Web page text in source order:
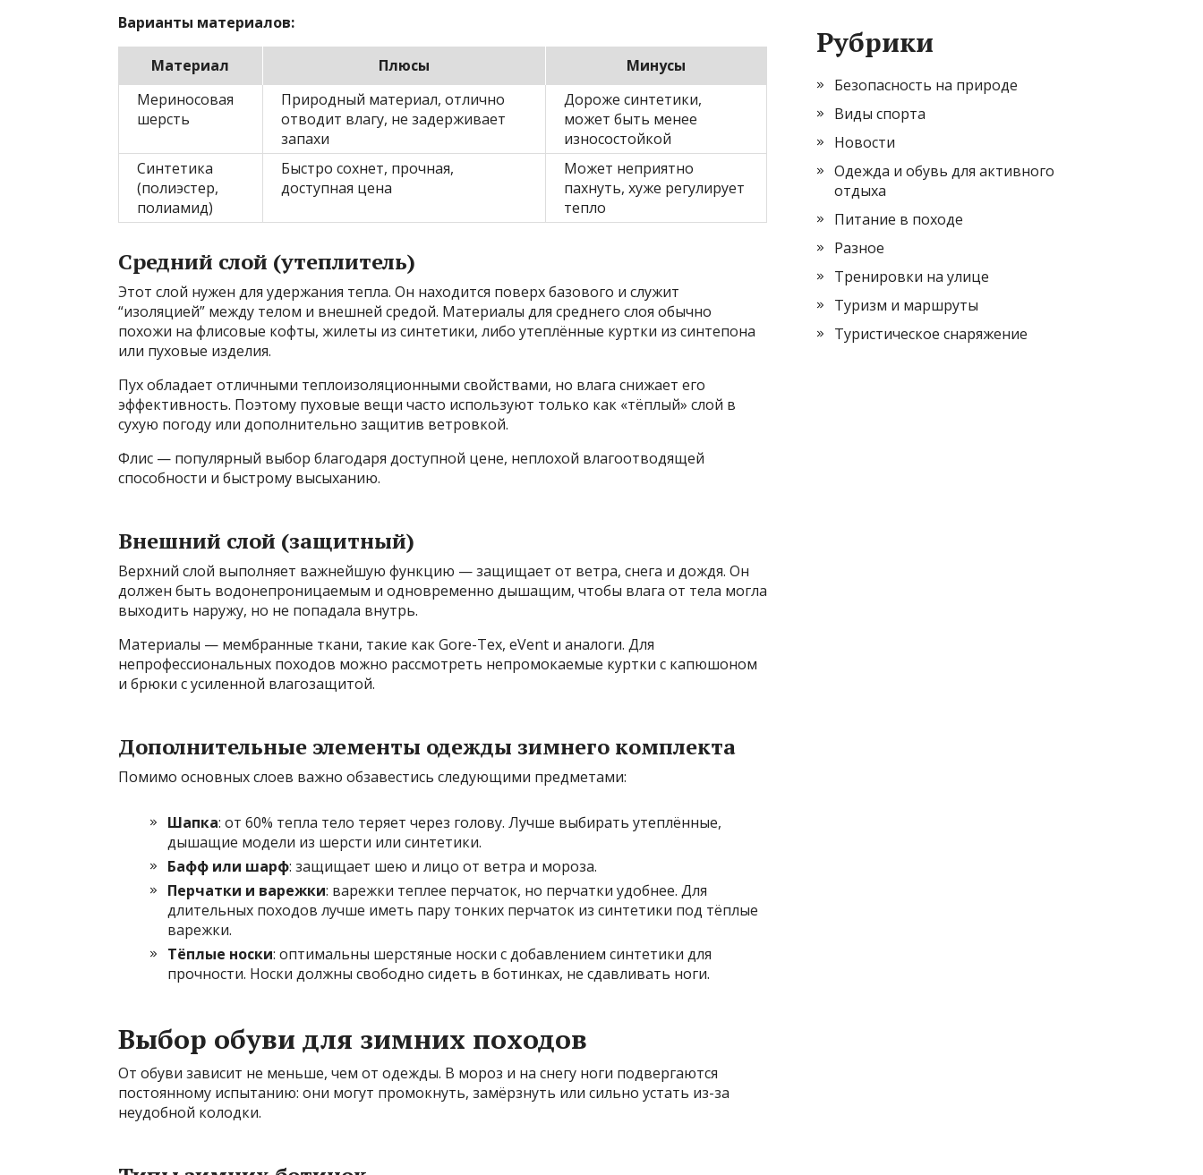
Варианты материалов:
Материал Плюсы
Минусы
Мериносовая
шерсть
Природный материал, отлично
отводит влагу, не задерживает
запахи
Дороже синтетики,
может быть менее
износостойкой
Синтетика
(полиэстер,
полиамид)
Быстро сохнет, прочная,
доступная цена
Может неприятно
пахнуть, хуже регулирует
тепло
Средний слой (утеплитель)
Этот слой нужен для удержания тепла. Он находится поверх базового и служит
“изоляцией” между телом и внешней средой. Материалы для среднего слоя обычно
похожи на флисовые кофты, жилеты из синтетики, либо утеплённые куртки из синтепона
или пуховые изделия.
Пух обладает отличными теплоизоляционными свойствами, но влага снижает его
эффективность. Поэтому пуховые вещи часто используют только как «тёплый» слой в
сухую погоду или дополнительно защитив ветровкой.
Флис — популярный выбор благодаря доступной цене, неплохой влагоотводящей
способности и быстрому высыханию.
Внешний слой (защитный)
Верхний слой выполняет важнейшую функцию — защищает от ветра, снега и дождя. Он
должен быть водонепроницаемым и одновременно дышащим, чтобы влага от тела могла
выходить наружу, но не попадала внутрь.
Материалы — мембранные ткани, такие как Gore-Tex, eVent и аналоги. Для
непрофессиональных походов можно рассмотреть непромокаемые куртки с капюшоном
и брюки с усиленной влагозащитой.
Дополнительные элементы одежды зимнего комплекта
Помимо основных слоев важно обзавестись следующими предметами:
Шапка: от 60% тепла тело теряет через голову. Лучше выбирать утеплённые,
дышащие модели из шерсти или синтетики.
Бафф или шарф: защищает шею и лицо от ветра и мороза.
Перчатки и варежки: варежки теплее перчаток, но перчатки удобнее. Для
длительных походов лучше иметь пару тонких перчаток из синтетики под тёплые
варежки.
Тёплые носки: оптимальны шерстяные носки с добавлением синтетики для
прочности. Носки должны свободно сидеть в ботинках, не сдавливать ноги.
Выбор обуви для зимних походов
От обуви зависит не меньше, чем от одежды. В мороз и на снегу ноги подвергаются
постоянному испытанию: они могут промокнуть, замёрзнуть или сильно устать из-за
неудобной колодки.
Рубрики
Безопасность на природе
Виды спорта
Новости
Одежда и обувь для активного
отдыха
Питание в походе
Разное
Тренировки на улице
Туризм и маршруты
Туристическое снаряжение